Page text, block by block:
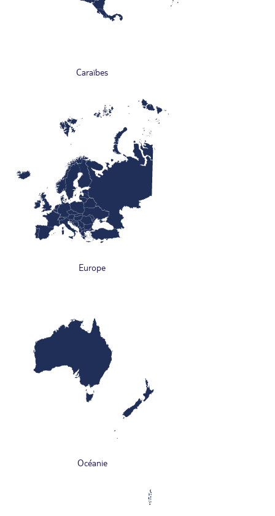
Caraïbes
Europe
Océanie